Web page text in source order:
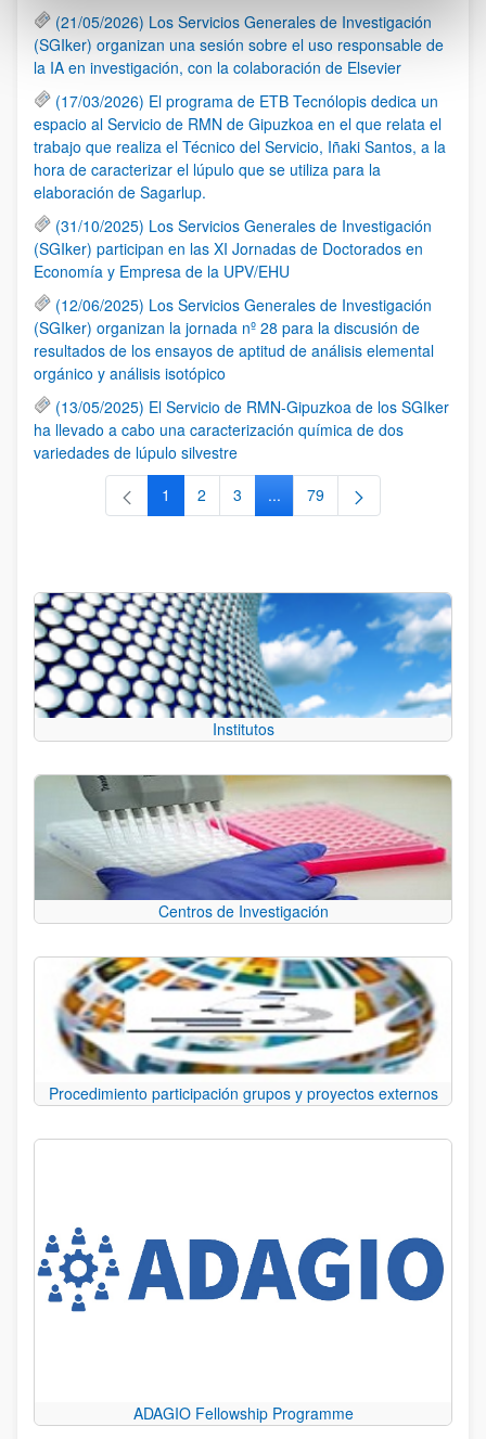
(21/05/2026) Los Servicios Generales de Investigación
(SGIker) organizan una sesión sobre el uso responsable de
la IA en investigación, con la colaboración de Elsevier
(17/03/2026) El programa de ETB Tecnólopis dedica un
espacio al Servicio de RMN de Gipuzkoa en el que relata el
trabajo que realiza el Técnico del Servicio, Iñaki Santos, a la
hora de caracterizar el lúpulo que se utiliza para la
elaboración de Sagarlup.
(31/10/2025) Los Servicios Generales de Investigación
(SGIker) participan en las XI Jornadas de Doctorados en
Economía y Empresa de la UPV/EHU
(12/06/2025) Los Servicios Generales de Investigación
(SGIker) organizan la jornada nº 28 para la discusión de
resultados de los ensayos de aptitud de análisis elemental
orgánico y análisis isotópico
(13/05/2025) El Servicio de RMN-Gipuzkoa de los SGIker
ha llevado a cabo una caracterización química de dos
variedades de lúpulo silvestre
Página
1 Página
2 Página
3 ...Páginas intermedias Use TAB
Página
79
Institutos
Centros de Investigación
Procedimiento participación grupos y proyectos externos
ADAGIO Fellowship Programme